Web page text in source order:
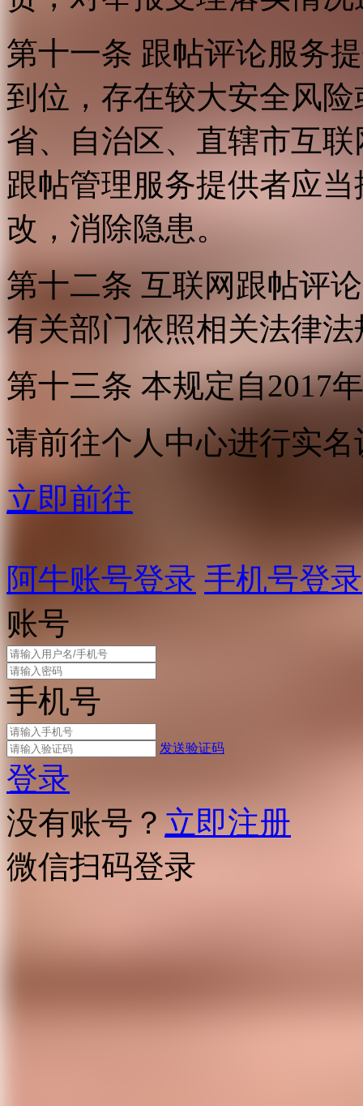
第十一条 跟帖评论服务
到位，存在较大安全风
省、自治区、直辖市互
跟帖管理服务提供者应
改，消除隐患。
第十二条 互联网跟帖评
有关部门依照相关法律
第十三条 本规定自2017
请前往个人中心进行实名
立即前往
阿牛账号登录 手机号登录
账号
手机号
发送验证码
登录
没有账号？ 立即注册
微信扫码登录